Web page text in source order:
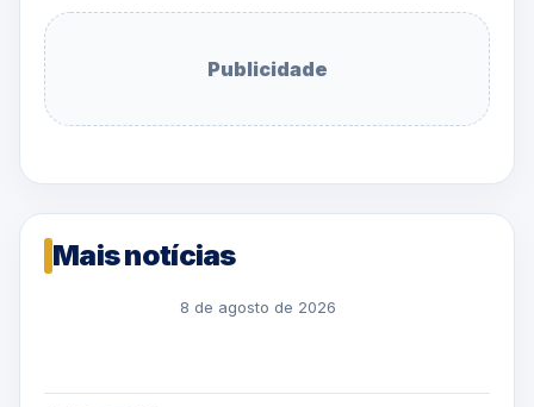
Publicidade
Mais notícias
8 de agosto de 2026